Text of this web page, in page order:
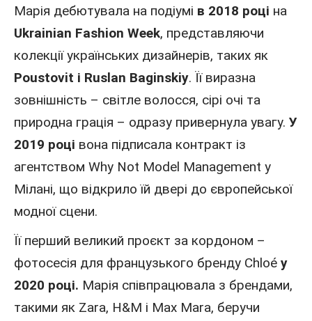
Марія дебютувала на подіумі в 2018 році на
Ukrainian Fashion Week, представляючи
колекції українських дизайнерів, таких як
Poustovit і Ruslan Baginskiy. Її виразна
зовнішність – світле волосся, сірі очі та
природна грація – одразу привернула увагу. У
2019 році вона підписала контракт із
агентством Why Not Model Management у
Мілані, що відкрило їй двері до європейської
модної сцени.
Її перший великий проєкт за кордоном –
фотосесія для французького бренду Chloé у
2020 році. Марія співпрацювала з брендами,
такими як Zara, H&M і Max Mara, беручи